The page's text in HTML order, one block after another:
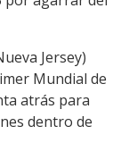
Jersey)
Mundial de
atrás para
dentro de